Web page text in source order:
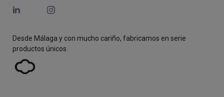
Desde Málaga y con mucho cariño, fabricamos en serie
productos únicos.